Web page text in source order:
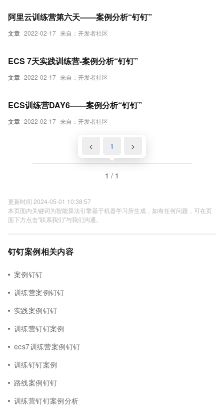
文章 2022-02-17 来自：开发者社区
阿里云训练营第六天——案例分析“钉钉”
文章 2022-02-17 来自：开发者社区
ECS 7天实践训练营-案例分析“钉钉”
文章 2022-02-17 来自：开发者社区
ECS训练营DAY6——案例分析“钉钉”
< 1 >
1 / 1
更新时间 2024-05-01 10:38:57
本页面内关键词为智能算法引擎基于机器学习所生成，如有任何问题，可在页
面下方点击"联系我们"与我们沟通。
钉钉案例相关内容
案例钉钉
训练营案例钉钉
实践案例钉钉
训练营钉钉案例
ecs7训练营案例钉钉
训练钉钉案例
路线案例钉钉
训练营钉钉案例分析